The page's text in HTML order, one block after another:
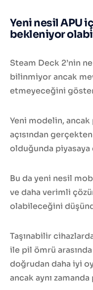
Yeni nesil APU
bekleniyor
Steam Deck 2’nin
bilinmiyor ancak
etmeyeceğini
Yeni modelin,
açısından
olduğunda piyasaya
Bu da yeni nesil
ve daha verimli
olabileceğini
Taşınabilir
ile pil ömrü
doğrudan daha iyi
ancak aynı